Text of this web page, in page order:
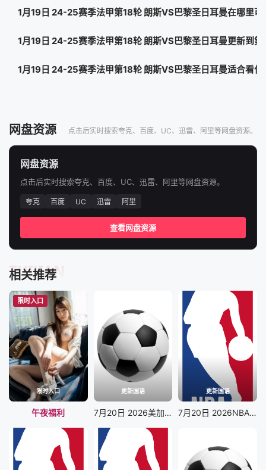
1月19日 24-25赛季法甲第18轮 朗斯VS巴黎圣日耳曼在哪里可
1月19日 24-25赛季法甲第18轮 朗斯VS巴黎圣日耳曼更新到第
1月19日 24-25赛季法甲第18轮 朗斯VS巴黎圣日耳曼适合看什
网盘资源 点击后实时搜索夸克、百度、UC、迅雷、阿里等网盘资源。
网盘资源
点击后实时搜索夸克、百度、UC、迅雷、阿里等网盘资源。
夸克 百度 UC 迅雷 阿里
查看网盘资源
相关推荐
TUIJIAN
限时入口
限时入口
午夜福利
更新国语
7月20日 2026美加墨世界杯决赛 西班牙VS阿根廷
更新国语
7月20日 2026NBA夏季联赛 勇士VS灰熊